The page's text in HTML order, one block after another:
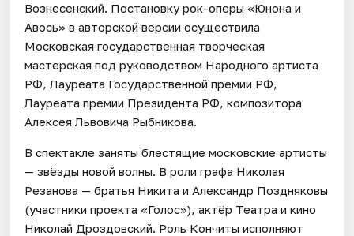
Вознесенский. Постановку рок-оперы «Юнона и
Авось» в авторской версии осуществила
Московская государственная творческая
мастерская под руководством Народного артиста
РФ, Лауреата Государственной премии РФ,
Лауреата премии Президента РФ, композитора
Алексея Львовича Рыбникова.
В спектакле заняты блестящие московские артисты
— звёзды новой волны. В роли графа Николая
Резанова — братья Никита и Александр Поздняковы
(участники проекта «Голос»), актёр Театра и кино
Николай Дроздовский. Роль Кончиты исполняют